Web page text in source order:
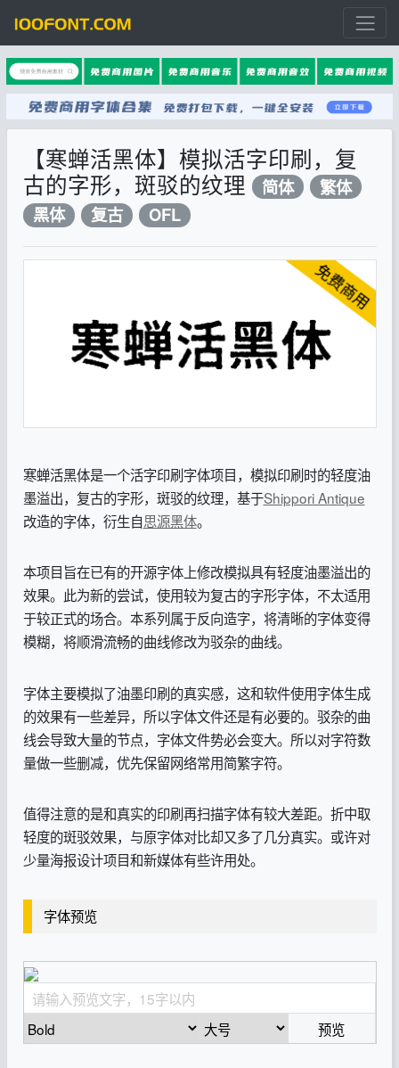
【寒蝉活黑体】模拟活字印刷，复
古的字形，斑驳的纹理
简体
繁体
黑体
复古 OFL
寒蝉活黑体是一个活字印刷字体项目，模拟印刷时的轻度油
墨溢出，复古的字形，斑驳的纹理，基于Shippori Antique
改造的字体，衍生自思源黑体。
本项目旨在已有的开源字体上修改模拟具有轻度油墨溢出的
效果。此为新的尝试，使用较为复古的字形字体，不太适用
于较正式的场合。本系列属于反向造字，将清晰的字体变得
模糊，将顺滑流畅的曲线修改为驳杂的曲线。
字体主要模拟了油墨印刷的真实感，这和软件使用字体生成
的效果有一些差异，所以字体文件还是有必要的。驳杂的曲
线会导致大量的节点，字体文件势必会变大。所以对字符数
量做一些删减，优先保留网络常用简繁字符。
值得注意的是和真实的印刷再扫描字体有较大差距。折中取
轻度的斑驳效果，与原字体对比却又多了几分真实。或许对
少量海报设计项目和新媒体有些许用处。
字体预览
预览